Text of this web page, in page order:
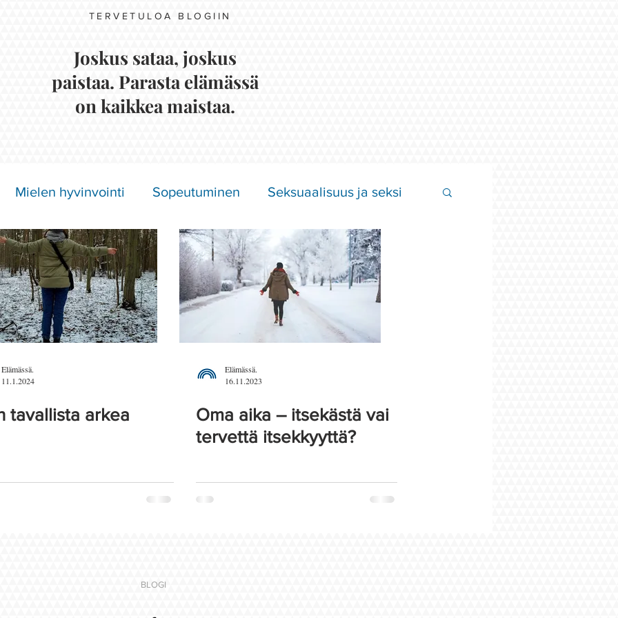
TERVETULOA BLOGIIN
Joskus sataa, joskus
paistaa. Parasta elämässä
on kaikkea maistaa.
Mielen hyvinvointi Sopeutuminen Seksuaalisuus ja seksi
oireet
Elämässä.
11.1.2024
tavallista arkea
Elämässä.
16.11.2023
Oma aika – itsekästä vai
tervettä itsekkyyttä?
BLOGI